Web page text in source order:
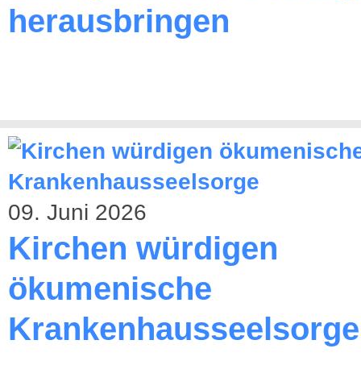
herausbringen
09. Juni 2026
Kirchen würdigen
ökumenische
Krankenhausseelsorge